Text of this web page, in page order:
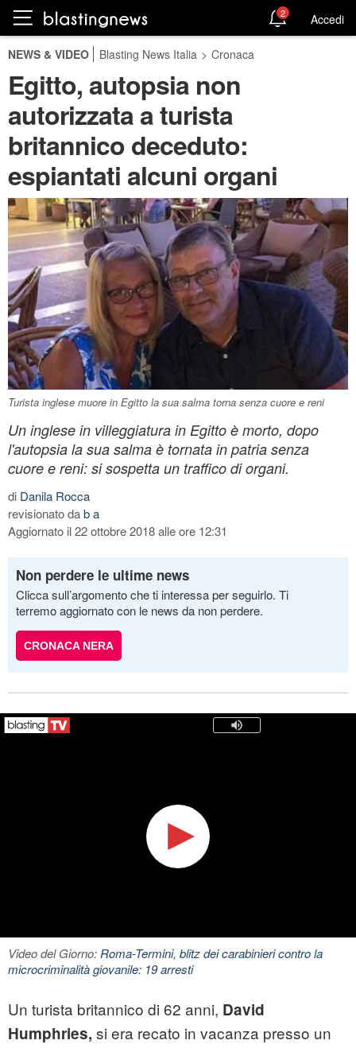
2 Accedi
NEWS & VIDEO Blasting News Italia > Cronaca
Egitto, autopsia non
autorizzata a turista
britannico deceduto:
espiantati alcuni organi
Turista inglese muore in Egitto la sua salma torna senza cuore e reni
Un inglese in villeggiatura in Egitto è morto, dopo
l'autopsia la sua salma è tornata in patria senza
cuore e reni: si sospetta un traffico di organi.
di Danila Rocca
revisionato dab a
Aggiornato il 22 ottobre 2018 alle ore 12:31
Non perdere le ultime news
Clicca sull’argomento che ti interessa per seguirlo. Ti
terremo aggiornato con le news da non perdere.
CRONACA NERA
Video del Giorno:Roma-Termini, blitz dei carabinieri contro la
microcriminalità giovanile: 19 arresti
Un turista britannico di 62 anni, David
Humphries, si era recato in vacanza presso un